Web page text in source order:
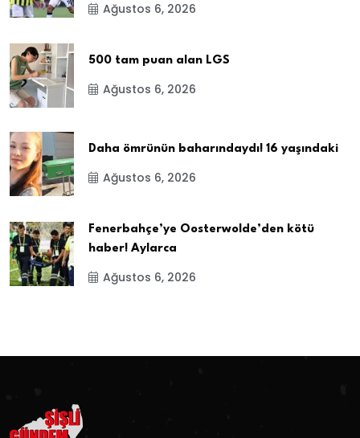
Ağustos 6, 2026
500 tam puan alan LGS
Ağustos 6, 2026
Daha ömrünün baharındaydı! 16 yaşındaki
Ağustos 6, 2026
Fenerbahçe’ye Oosterwolde’den kötü
haber! Aylarca
Ağustos 6, 2026